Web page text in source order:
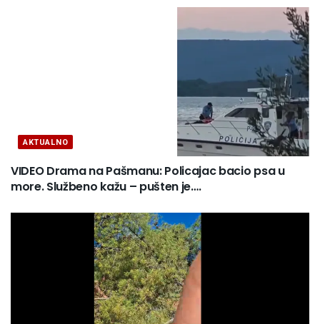
AKTUALNO
VIDEO Drama na Pašmanu: Policajac bacio psa u
more. Službeno kažu – pušten je….